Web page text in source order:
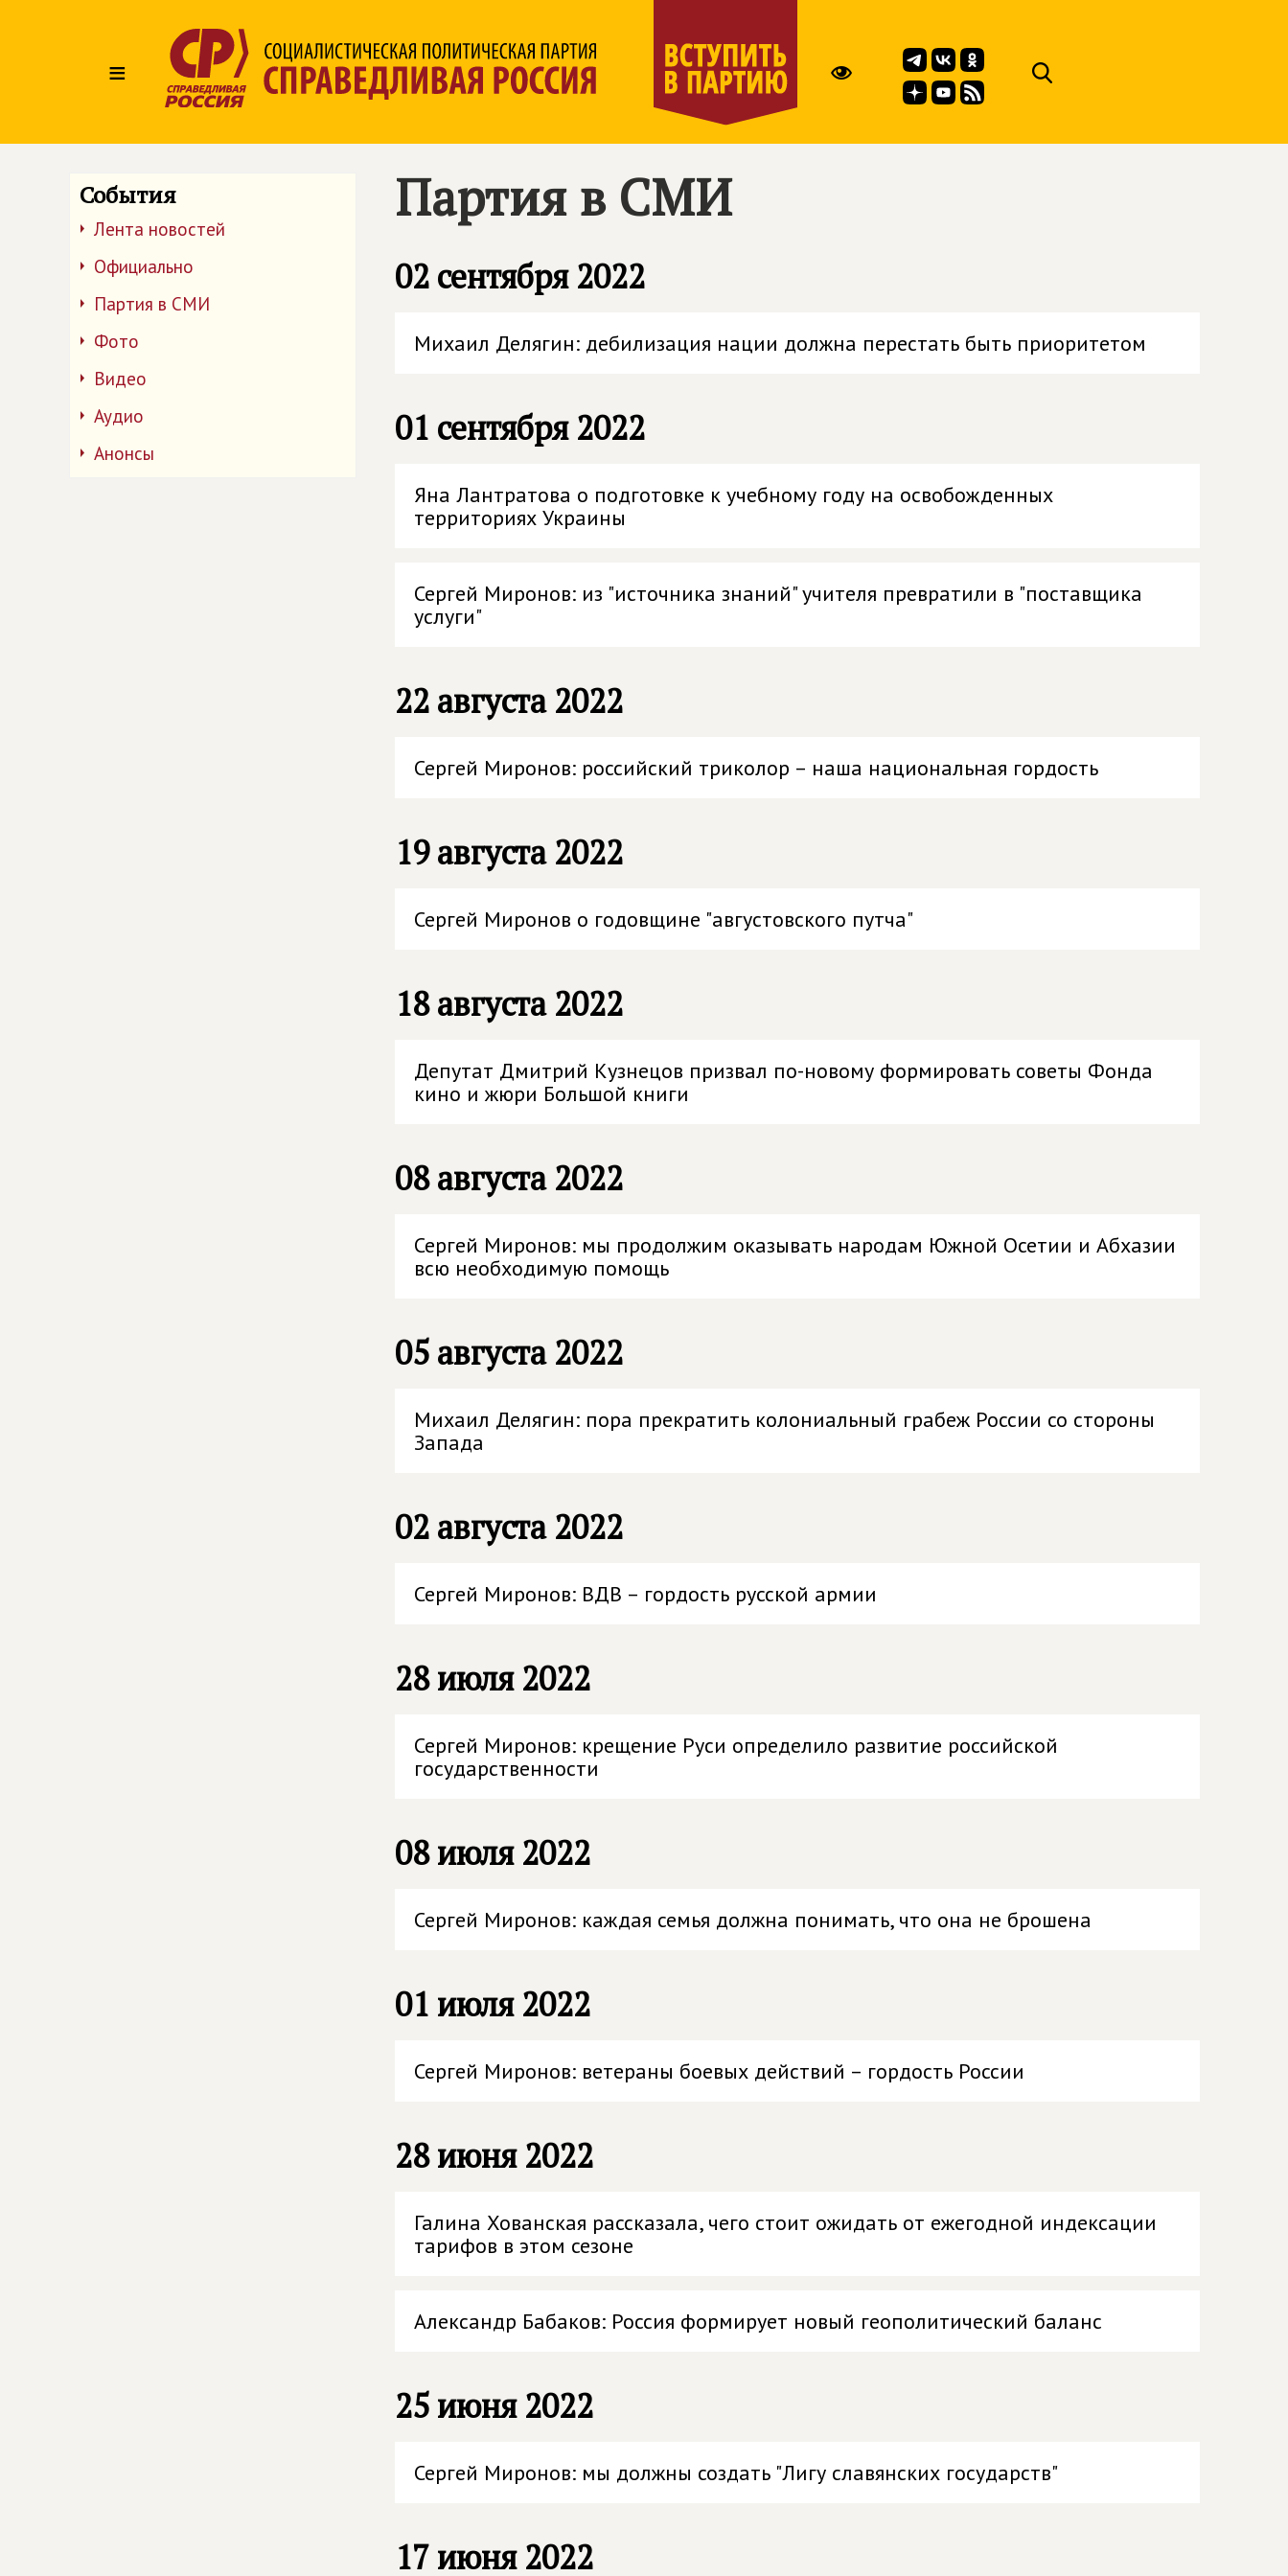
≡
События
Лента новостей
Официально
Партия в СМИ
Фото
Видео
Аудио
Анонсы
Партия в СМИ
02 сентября 2022
Михаил Делягин: дебилизация нации должна перестать быть приоритетом
01 сентября 2022
Яна Лантратова о подготовке к учебному году на освобожденных
территориях Украины
Сергей Миронов: из "источника знаний" учителя превратили в "поставщика
услуги"
22 августа 2022
Сергей Миронов: российский триколор – наша национальная гордость
19 августа 2022
Сергей Миронов о годовщине "августовского путча"
18 августа 2022
Депутат Дмитрий Кузнецов призвал по-новому формировать советы Фонда
кино и жюри Большой книги
08 августа 2022
Сергей Миронов: мы продолжим оказывать народам Южной Осетии и Абхазии
всю необходимую помощь
05 августа 2022
Михаил Делягин: пора прекратить колониальный грабеж России со стороны
Запада
02 августа 2022
Сергей Миронов: ВДВ – гордость русской армии
28 июля 2022
Сергей Миронов: крещение Руси определило развитие российской
государственности
08 июля 2022
Сергей Миронов: каждая семья должна понимать, что она не брошена
01 июля 2022
Сергей Миронов: ветераны боевых действий – гордость России
28 июня 2022
Галина Хованская рассказала, чего стоит ожидать от ежегодной индексации
тарифов в этом сезоне
Александр Бабаков: Россия формирует новый геополитический баланс
25 июня 2022
Сергей Миронов: мы должны создать "Лигу славянских государств"
17 июня 2022